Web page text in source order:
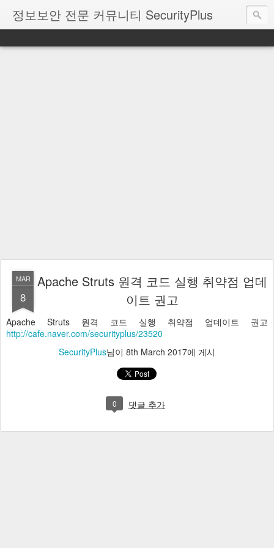
정보보안 전문 커뮤니티 SecurityPlus
MAR
8
Apache Struts 원격 코드 실행 취약점 업데
이트 권고
Apache Struts 원격 코드 실행 취약점 업데이트 권고
http://cafe.naver.com/securityplus/23520
SecurityPlus님이 8th March 2017에 게시
0 댓글 추가